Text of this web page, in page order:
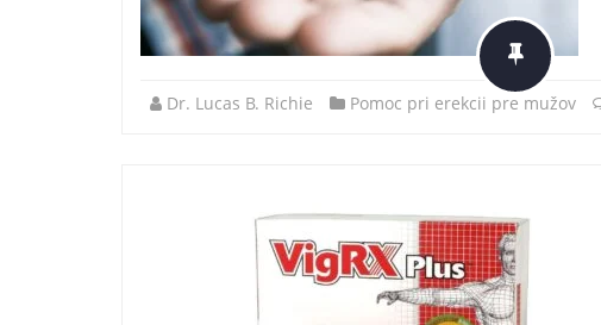
Dr. Lucas B. Richie Pomoc pri erekcii pre mužov